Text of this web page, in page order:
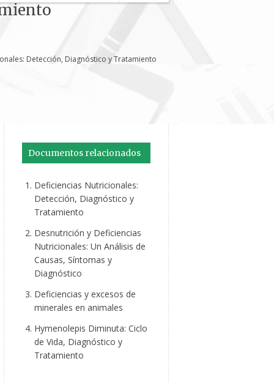
Detección, Diagnóstico y Tratamiento
Documentos relacionados
Deficiencias Nutricionales:
Detección, Diagnóstico y
Tratamiento
Desnutrición y Deficiencias
Nutricionales: Un Análisis de
Causas, Síntomas y
Diagnóstico
Deficiencias y excesos de
minerales en animales
Hymenolepis Diminuta: Ciclo
de Vida, Diagnóstico y
Tratamiento